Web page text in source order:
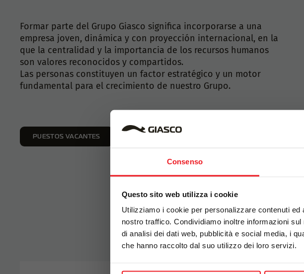
Consenso
Questo sito web utilizza i cookie
Utilizziamo i cookie per personalizzare contenuti
nostro traffico. Condividiamo inoltre informazioni
di analisi dei dati web, pubblicità e social media, i
che hanno raccolto dal suo utilizzo dei loro servizi.
Formar parte del Grupo Giasco significa incorporarse a una
empresa joven, dinámica y con proyección internacional, en la
que la centralidad y la importancia de los recursos humanos
son valores reconocidos y compartidos.
Las personas constituyen un factor estratégico y un motor
fundamental para el crecimiento de nuestro Grupo.
PUESTOS VACANTES